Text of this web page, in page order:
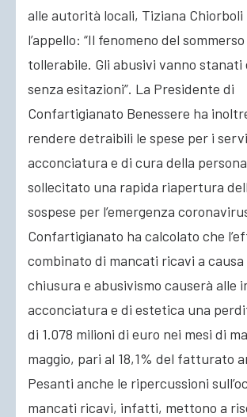
alle autorità locali, Tiziana Chiorboli
l’appello: “Il fenomeno del
tollerabile. Gli abusivi vanno stanati
senza esitazioni”. La Presidente di
Confartigianato Benessere ha
rendere detraibili le spese per i
acconciatura e di cura della
sollecitato una rapida riapertura
sospese per l’emergenza
Confartigianato ha calcolato che
combinato di mancati ricavi a causa
chiusura e abusivismo causerà alle
acconciatura e di estetica una
di 1.078 milioni di euro nei mesi di
maggio, pari al 18,1% del fatturato
Pesanti anche le ripercussioni
mancati ricavi, infatti, mettono a